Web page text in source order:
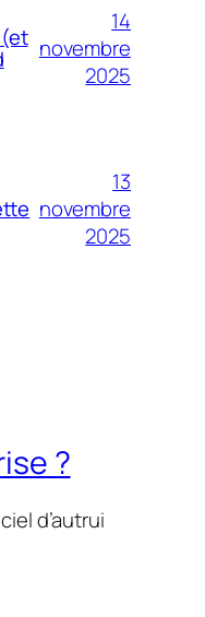
14
novembre
2025
13
novembre
2025
?
d’autrui